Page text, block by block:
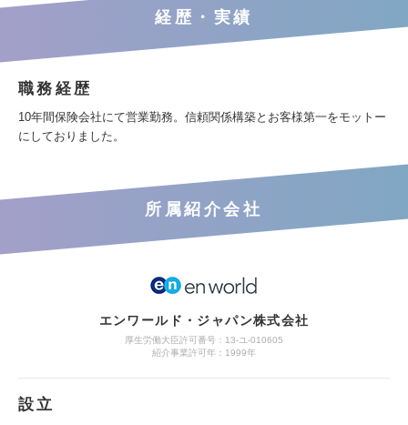
経歴・実績
職務経歴
10年間保険会社にて営業勤務。信頼関係構築とお客様第一をモットー
にしておりました。
所属紹介会社
エンワールド・ジャパン株式会社
厚生労働大臣許可番号：13-ユ-010605
紹介事業許可年：1999年
設立